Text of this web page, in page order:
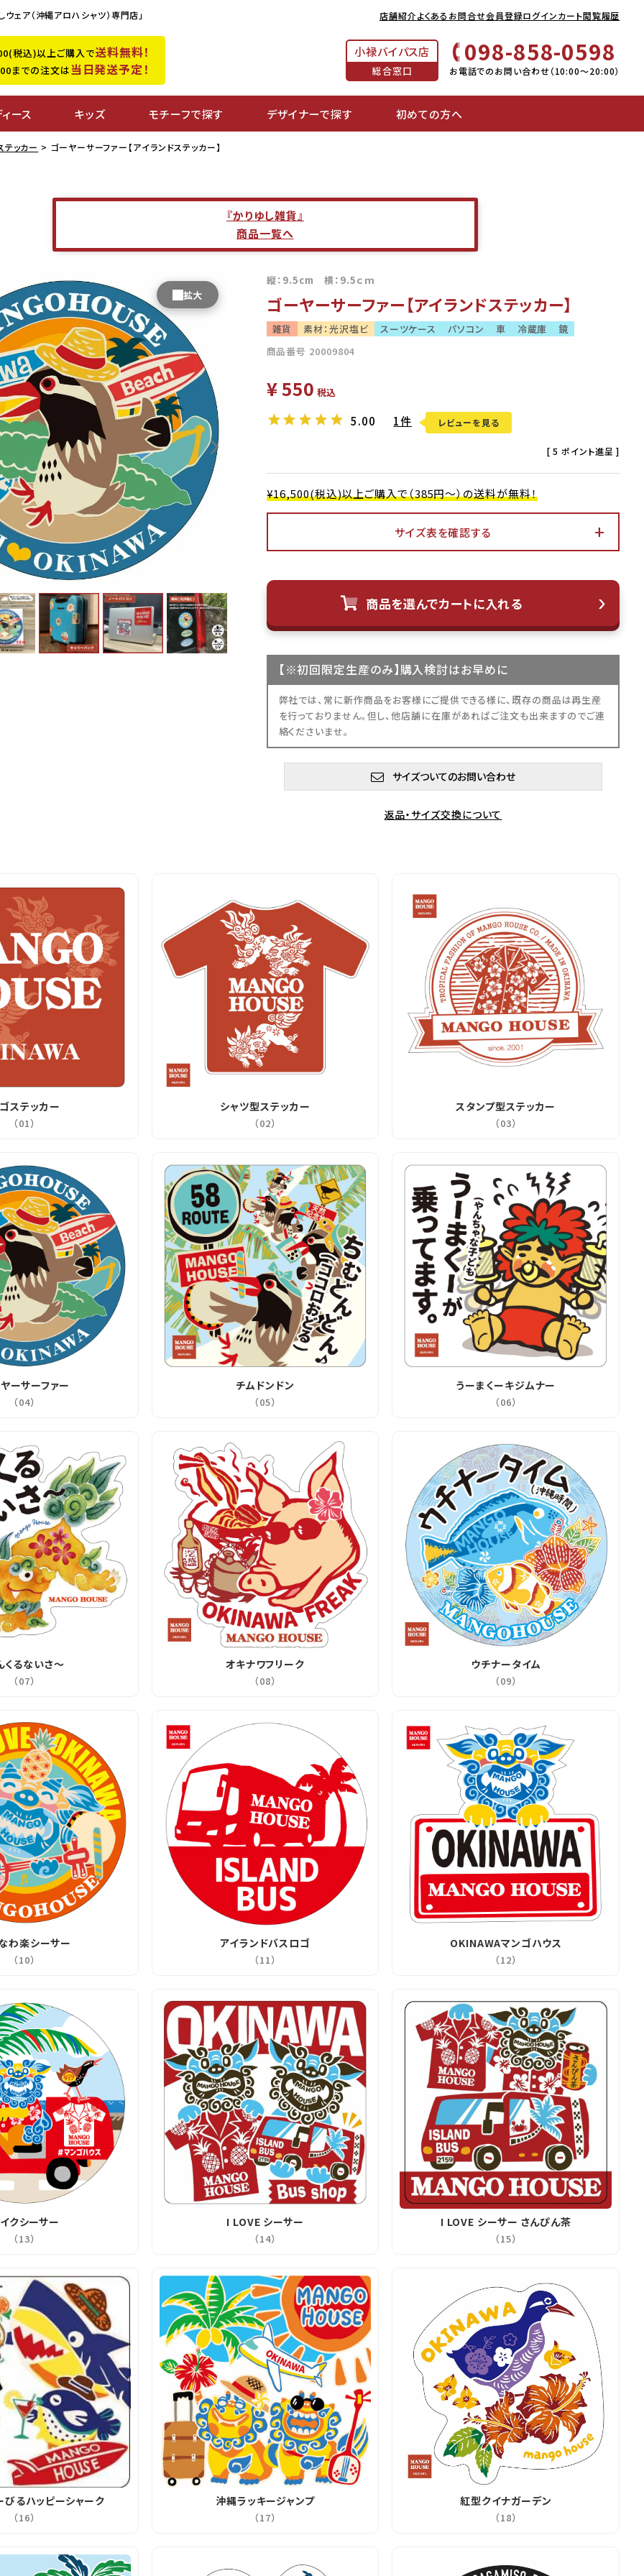
ェア（沖縄アロハシャツ）専門店」 店舗紹介よくあるお問合せ会員登録ログインカート閲覧履歴
税込)以上ご購入で送料無料！
までの注文は当日発送予定！
小禄バイパス店
総合窓口
098-858-0598
お電話でのお問い合わせ（10:00～20:00）
ース キッズ モチーフで探す デザイナーで探す 初めての方へ
テッカー ゴーヤーサーファー【アイランドステッカー】
『かりゆし雑貨』
商品一覧へ
縦：9.5cm 横：9.5ｃｍ
ゴーヤーサーファー【アイランドステッカー】
雑貨 素材：光沢塩ビ スーツケース パソコン 車 冷蔵庫
鏡
商品番号 20009804
¥550 税込
5.00 1件 レビューを見る
[ 5 ポイント進呈 ]
¥16,500(税込)以上ご購入で（385円～）の送料が無料！
サイズ表を確認する
商品を選んでカートに入れる
在庫数16
お気に入りに登録する
【※初回限定生産のみ】購入検討はお早めに
弊社では、常に新作商品をお客様にご提供できる様に、既存の商品は再生産
を行っておりません。但し、他店舗に在庫があればご注文も出来ますのでご連
絡くださいませ。
サイズついてのお問い合わせ
返品・サイズ交換について
ステッカー
（01）
シャツ型ステッカー
（02）
スタンプ型ステッカー
（03）
ーサーファー
（04）
チムドンドン
（05）
うーまくーキジムナー
（06）
くるないさ～
（07）
オキナワフリーク
（08）
ウチナータイム
（09）
わ楽シーサー
（10）
アイランドバスロゴ
（11）
OKINAWAマンゴハウス
（12）
クシーサー
（13）
I LOVE シーサー
（14）
I LOVE シーサー さんぴん茶
（15）
びるハッピーシャーク
（16）
沖縄ラッキージャンプ
（17）
紅型クイナガーデン
（18）